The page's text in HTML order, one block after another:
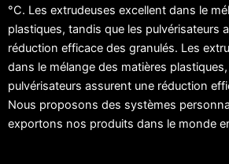
°C. Les extrudeuses excellent dans le
plastiques, tandis que les pulvérisateurs
réduction efficace des granulés. Les
dans le mélange des matières
pulvérisateurs assurent une réduction
Nous proposons des systèmes
exportons nos produits dans le monde